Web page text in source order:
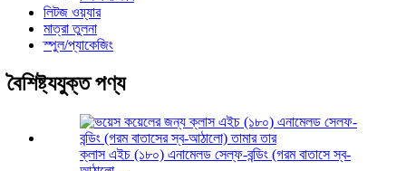
লিটজ ওয়্যার
মাত্রা তুলনা
স্পুল/প্যাকেজিং
বৈশিষ্ট্যযুক্ত পণ্য
ক্লাস এইচ (১৮০) এনামেলড সেল্ফ-বন্ডিং (গরম বাতাসে স্ব-